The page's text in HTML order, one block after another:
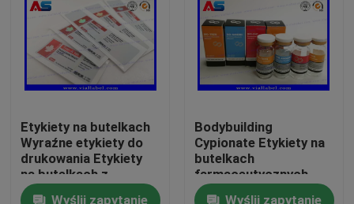
Produkty
O nas
Etykiety na butelkach
Wyraźne etykiety do
drukowania Etykiety
na butelkach z
peptydami Etykiety na
Wyślij zapytanie
Bodybuilding
Cypionate Etykiety na
butelkach
farmaceutycznych
25x60 mm Certyfikat
Wyślij zapytanie